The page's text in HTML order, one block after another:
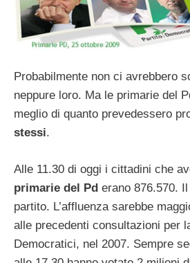
Probabilmente non ci avrebbero
neppure loro. Ma le primarie del
meglio di quanto prevedessero
stessi.
Alle 11.30 di oggi i cittadini che
primarie del Pd erano 876.570.
partito. L’affluenza sarebbe
alle precedenti consultazioni per
Democratici, nel 2007. Sempre